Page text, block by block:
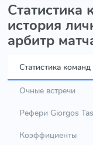
Статистика
история
арбитр
Статистика команд
Очные встречи
Рефери Giorgos
Коэффициенты